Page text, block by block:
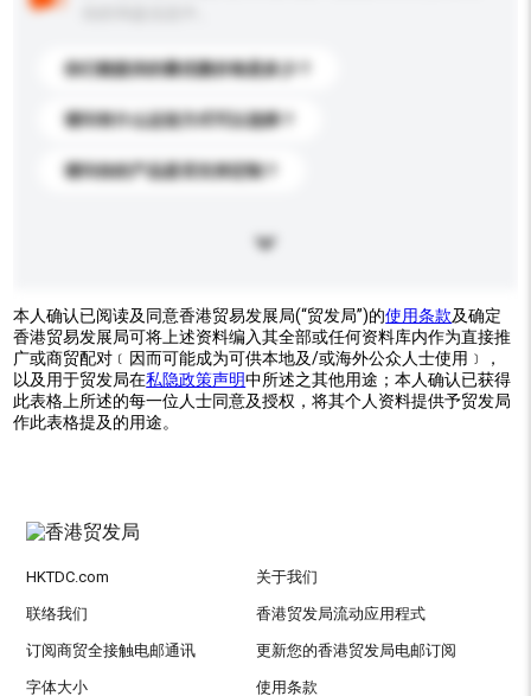
你们能提供的最优惠价格是多少？
请问有什么运送方式可以选择？
请问你的产品是否支持定制？
本人确认已阅读及同意香港贸易发展局(“贸发局”)的使用条款及确定
香港贸易发展局可将上述资料编入其全部或任何资料库内作为直接推
广或商贸配对﹝因而可能成为可供本地及/或海外公众人士使用﹞，
以及用于贸发局在私隐政策声明中所述之其他用途；本人确认已获得
此表格上所述的每一位人士同意及授权，将其个人资料提供予贸发局
作此表格提及的用途。
HKTDC.com 关于我们
联络我们 香港贸发局流动应用程式
订阅商贸全接触电邮通讯 更新您的香港贸发局电邮订阅
字体大小 使用条款